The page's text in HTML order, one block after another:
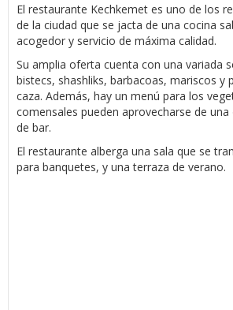
El restaurante Kechkemet es uno de los
de la ciudad que se jacta de una cocina
acogedor y servicio de máxima calidad.
Su amplia oferta cuenta con una variada
bistecs, shashliks, barbacoas, mariscos y
caza. Además, hay un menú para los
comensales pueden aprovecharse de
de bar.
El restaurante alberga una sala que se
para banquetes, y una terraza de verano.